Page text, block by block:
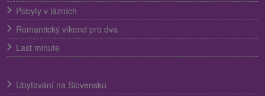
Pobyty v lázních
Romantický víkend pro dva
Last minute
Ubytování na Slovensku